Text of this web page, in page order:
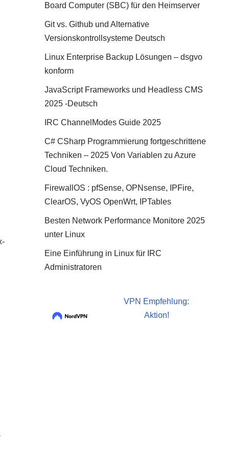
Board Computer (SBC) für den Heimserver
Git vs. Github und Alternative
Versionskontrollsysteme Deutsch
Linux Enterprise Backup Lösungen – dsgvo
konform
JavaScript Frameworks und Headless CMS
2025 -Deutsch
IRC ChannelModes Guide 2025
C# CSharp Programmierung fortgeschrittene
Techniken – 2025 Von Variablen zu Azure
Cloud Techniken.
FirewallOS : pfSense, OPNsense, IPFire,
ClearOS, VyOS OpenWrt, IPTables
Besten Network Performance Monitore 2025
unter Linux
Eine Einführung in Linux für IRC
Administratoren
VPN Empfehlung:
Aktion!